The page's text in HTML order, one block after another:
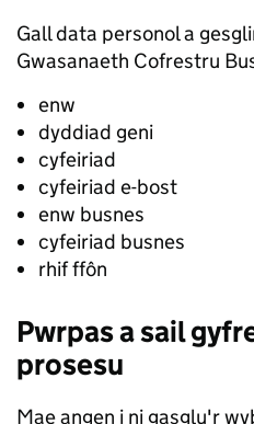
Gall data personol a
Gwasanaeth Cofrestru
enw
dyddiad geni
cyfeiriad
cyfeiriad e-bost
enw busnes
cyfeiriad busnes
rhif ffôn
Pwrpas a sail
prosesu
Mae angen i ni gasglu'r